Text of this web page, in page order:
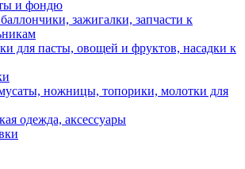
и фондю
зажигалки, запчасти к
для пасты, овощей и фруктов, насадки к
ножницы, топорики, молотки для
одежда, аксессуары